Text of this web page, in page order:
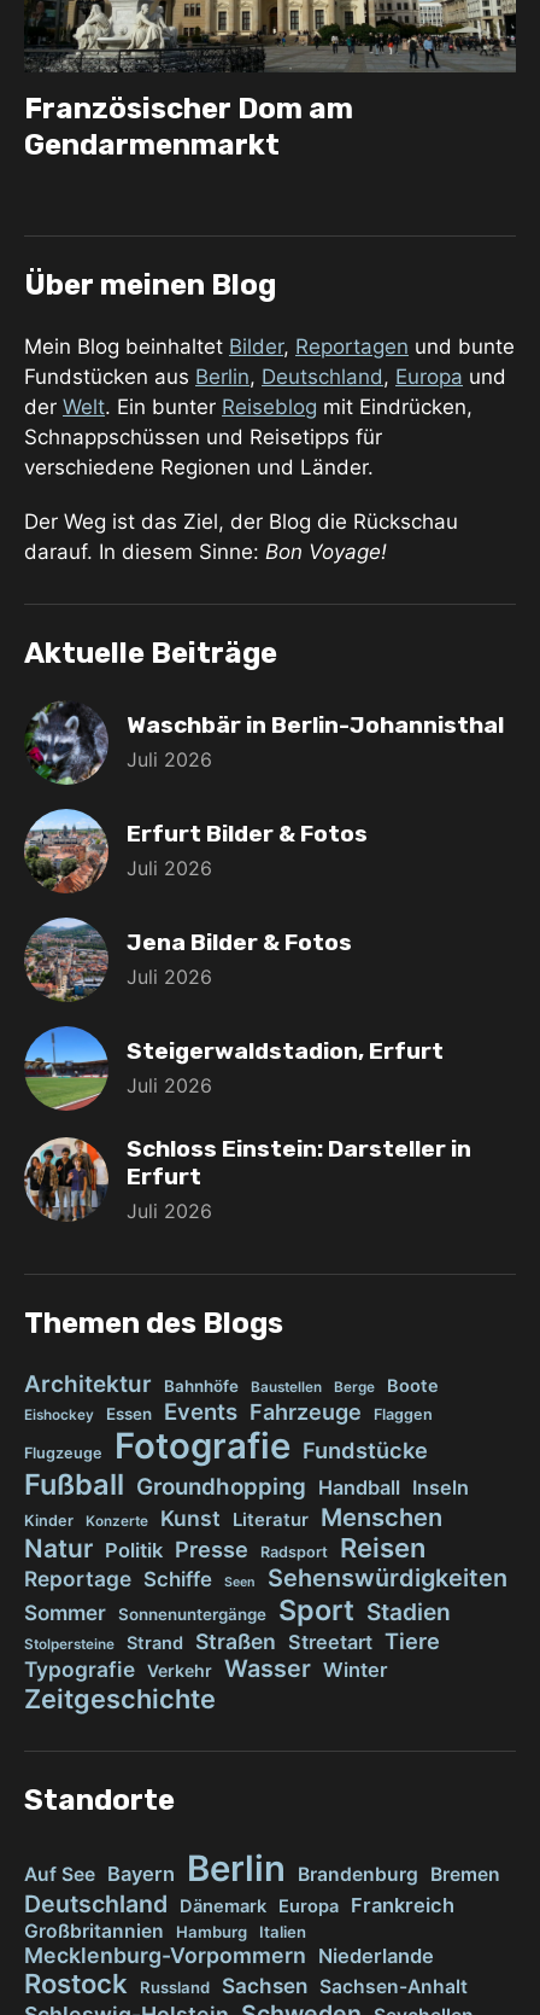
Französischer Dom am
Gendarmenmarkt
Über meinen Blog
Mein Blog beinhaltet Bilder, Reportagen und bunte
Fundstücken aus Berlin, Deutschland, Europa und
der Welt. Ein bunter Reiseblog mit Eindrücken,
Schnappschüssen und Reisetipps für
verschiedene Regionen und Länder.
Der Weg ist das Ziel, der Blog die Rückschau
darauf. In diesem Sinne: Bon Voyage!
Aktuelle Beiträge
Waschbär in Berlin-Johannisthal
Juli 2026
Erfurt Bilder & Fotos
Juli 2026
Jena Bilder & Fotos
Juli 2026
Steigerwaldstadion, Erfurt
Juli 2026
Schloss Einstein: Darsteller in
Erfurt
Juli 2026
Themen des Blogs
Architektur Bahnhöfe Baustellen Berge Boote
Eishockey Essen Events Fahrzeuge Flaggen
Flugzeuge Fotografie Fundstücke
Fußball Groundhopping Handball Inseln
Kinder Konzerte Kunst Literatur Menschen
Natur Politik Presse Radsport Reisen
Reportage Schiffe Seen Sehenswürdigkeiten
Sommer Sonnenuntergänge Sport Stadien
Stolpersteine Strand Straßen Streetart Tiere
Typografie Verkehr Wasser Winter
Zeitgeschichte
Standorte
Auf See Bayern Berlin Brandenburg Bremen
Deutschland Dänemark Europa Frankreich
Großbritannien Hamburg Italien
Mecklenburg-Vorpommern Niederlande
Rostock Russland Sachsen Sachsen-Anhalt